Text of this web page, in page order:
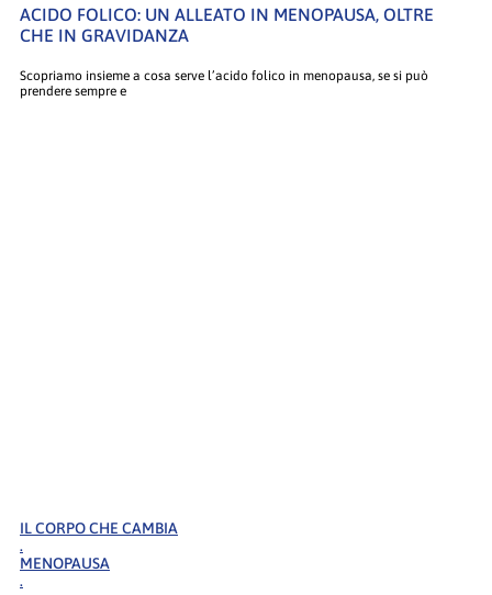
ACIDO FOLICO: UN ALLEATO IN MENOPAUSA, OLTRE
CHE IN GRAVIDANZA
Scopriamo insieme a cosa serve l’acido folico in menopausa, se si può
prendere sempre e
IL CORPO CHE CAMBIA
.
MENOPAUSA
.